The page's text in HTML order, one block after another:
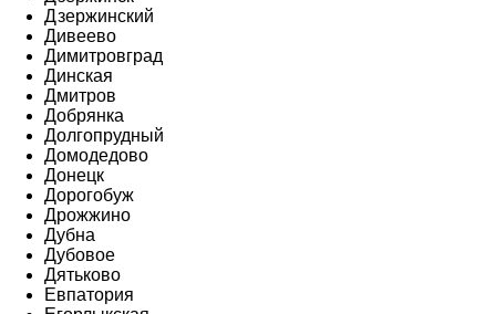
Дзержинский
Дивеево
Димитровград
Динская
Дмитров
Добрянка
Долгопрудный
Домодедово
Донецк
Дорогобуж
Дрожжино
Дубна
Дубовое
Дятьково
Евпатория